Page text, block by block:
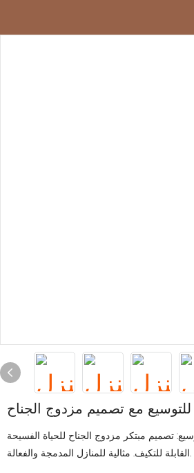
مع تصميم مزدوج الجناح
تصميم مبتكر مزدوج الجناح للحياة الفسيحة
القابلة للتكيف. مثالية للمنازل المدمجة والفعالة.